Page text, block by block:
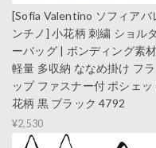
[Sofia Valentino ソフィアバ
ンチノ] 小花柄 刺繍 ショル
ーバッグ | ボンディング素材
軽量 多収納 ななめ掛け フラ
ップ ファスナー付 ポシェッ
花柄 黒 ブラック 4792
¥2,530